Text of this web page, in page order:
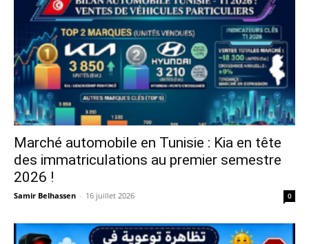
Marché automobile en Tunisie : Kia en tête
des immatriculations au premier semestre
2026 !
Samir Belhassen - 16 juillet 2026 0